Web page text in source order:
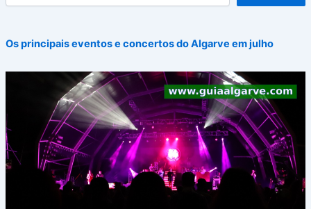
Os principais eventos e concertos do Algarve em julho